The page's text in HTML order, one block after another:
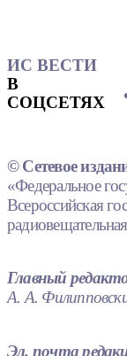
ИС ВЕСТИ
В
СОЦСЕТЯХ
© Сетевое
«Федеральное
Всероссийская
Главный
А. А.
Эл. почта